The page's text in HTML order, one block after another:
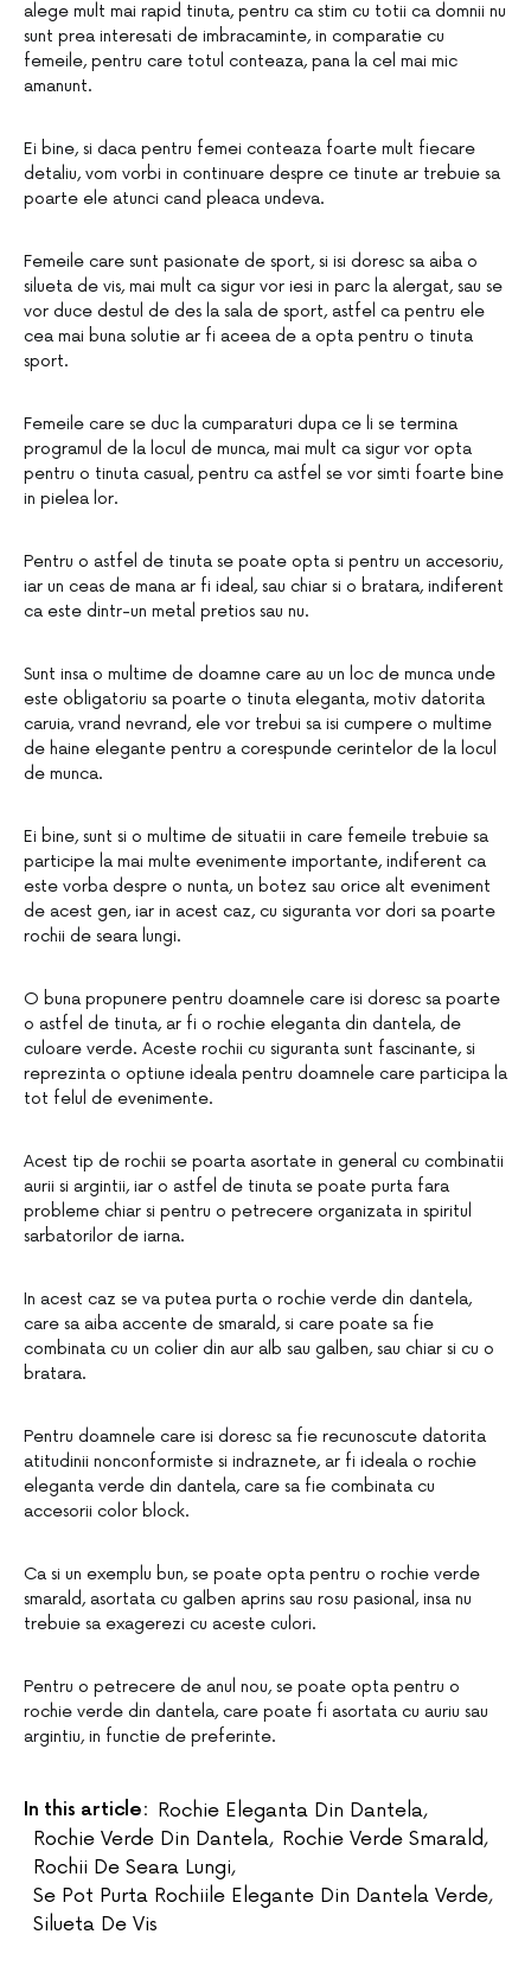
alege mult mai rapid tinuta, pentru ca stim cu totii ca domnii nu
sunt prea interesati de imbracaminte, in comparatie cu
femeile, pentru care totul conteaza, pana la cel mai mic
amanunt.
Ei bine, si daca pentru femei conteaza foarte mult fiecare
detaliu, vom vorbi in continuare despre ce tinute ar trebuie sa
poarte ele atunci cand pleaca undeva.
Femeile care sunt pasionate de sport, si isi doresc sa aiba o
silueta de vis, mai mult ca sigur vor iesi in parc la alergat, sau se
vor duce destul de des la sala de sport, astfel ca pentru ele
cea mai buna solutie ar fi aceea de a opta pentru o tinuta
sport.
Femeile care se duc la cumparaturi dupa ce li se termina
programul de la locul de munca, mai mult ca sigur vor opta
pentru o tinuta casual, pentru ca astfel se vor simti foarte bine
in pielea lor.
Pentru o astfel de tinuta se poate opta si pentru un accesoriu,
iar un ceas de mana ar fi ideal, sau chiar si o bratara, indiferent
ca este dintr-un metal pretios sau nu.
Sunt insa o multime de doamne care au un loc de munca unde
este obligatoriu sa poarte o tinuta eleganta, motiv datorita
caruia, vrand nevrand, ele vor trebui sa isi cumpere o multime
de haine elegante pentru a corespunde cerintelor de la locul
de munca.
Ei bine, sunt si o multime de situatii in care femeile trebuie sa
participe la mai multe evenimente importante, indiferent ca
este vorba despre o nunta, un botez sau orice alt eveniment
de acest gen, iar in acest caz, cu siguranta vor dori sa poarte
rochii de seara lungi.
O buna propunere pentru doamnele care isi doresc sa poarte
o astfel de tinuta, ar fi o rochie eleganta din dantela, de
culoare verde. Aceste rochii cu siguranta sunt fascinante, si
reprezinta o optiune ideala pentru doamnele care participa la
tot felul de evenimente.
Acest tip de rochii se poarta asortate in general cu combinatii
aurii si argintii, iar o astfel de tinuta se poate purta fara
probleme chiar si pentru o petrecere organizata in spiritul
sarbatorilor de iarna.
In acest caz se va putea purta o rochie verde din dantela,
care sa aiba accente de smarald, si care poate sa fie
combinata cu un colier din aur alb sau galben, sau chiar si cu o
bratara.
Pentru doamnele care isi doresc sa fie recunoscute datorita
atitudinii nonconformiste si indraznete, ar fi ideala o rochie
eleganta verde din dantela, care sa fie combinata cu
accesorii color block.
Ca si un exemplu bun, se poate opta pentru o rochie verde
smarald, asortata cu galben aprins sau rosu pasional, insa nu
trebuie sa exagerezi cu aceste culori.
Pentru o petrecere de anul nou, se poate opta pentru o
rochie verde din dantela, care poate fi asortata cu auriu sau
argintiu, in functie de preferinte.
In this article: Rochie Eleganta Din Dantela,
Rochie Verde Din Dantela, Rochie Verde Smarald,
Rochii De Seara Lungi,
Se Pot Purta Rochiile Elegante Din Dantela Verde,
Silueta De Vis